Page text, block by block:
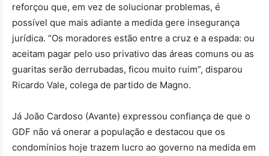
reforçou que, em vez de solucionar problemas, é
possível que mais adiante a medida gere insegurança
jurídica. “Os moradores estão entre a cruz e a espada: ou
aceitam pagar pelo uso privativo das áreas comuns ou as
guaritas serão derrubadas, ficou muito ruim”, disparou
Ricardo Vale, colega de partido de Magno.
Já João Cardoso (Avante) expressou confiança de que o
GDF não vá onerar a população e destacou que os
condomínios hoje trazem lucro ao governo na medida em